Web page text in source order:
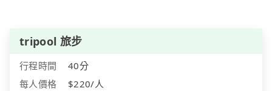
tripool 旅步
行程時間
40分
每人價格
$220/人